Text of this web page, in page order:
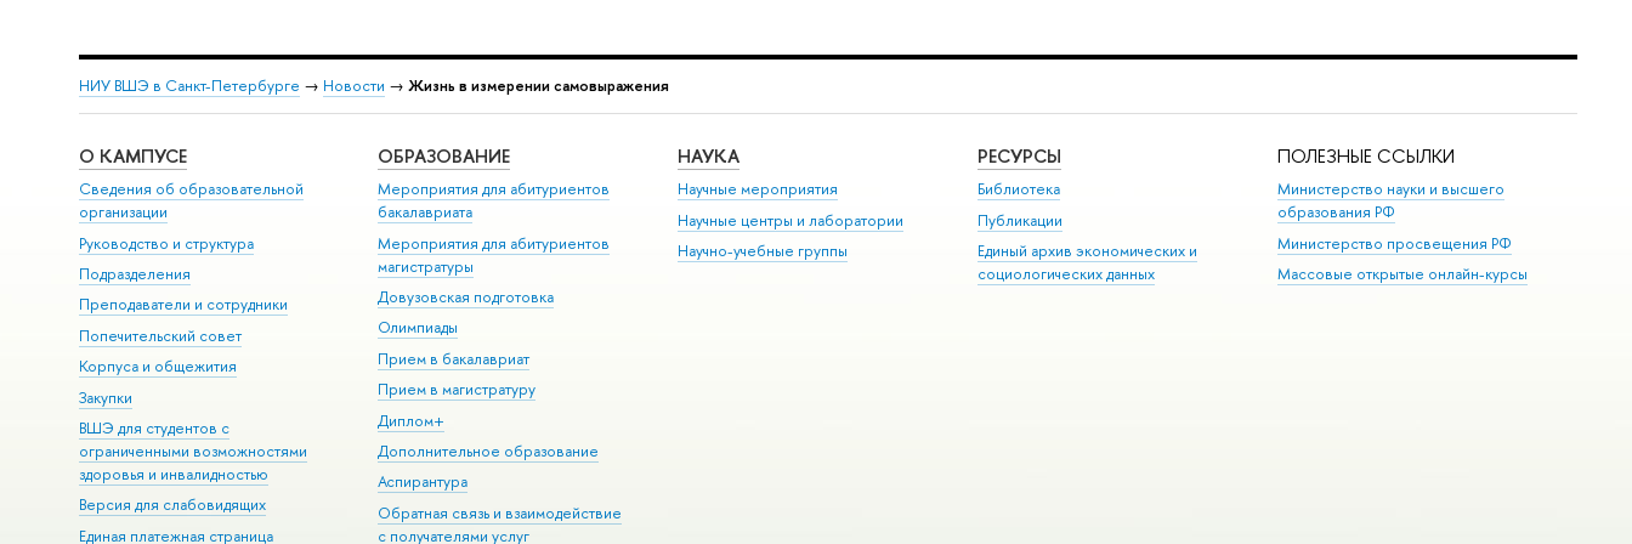
НИУ ВШЭ в Санкт-Петербурге → Новости → Жизнь в измерении самовыражения
О КАМПУСЕ
Сведения об образовательной
организации
Руководство и структура
Подразделения
Преподаватели и сотрудники
Попечительский совет
Корпуса и общежития
Закупки
ВШЭ для студентов с
ограниченными возможностями
здоровья и инвалидностью
Версия для слабовидящих
Единая платежная страница
ОБРАЗОВАНИЕ
Мероприятия для абитуриентов
бакалавриата
Мероприятия для абитуриентов
магистратуры
Довузовская подготовка
Олимпиады
Прием в бакалавриат
Прием в магистратуру
Диплом+
Дополнительное образование
Аспирантура
Обратная связь и взаимодействие
с получателями услуг
НАУКА
Научные мероприятия
Научные центры и лаборатории
Научно-учебные группы
РЕСУРСЫ
Библиотека
Публикации
Единый архив экономических и
социологических данных
ПОЛЕЗНЫЕ ССЫЛКИ
Министерство науки и высшего
образования РФ
Министерство просвещения РФ
Массовые открытые онлайн-курсы